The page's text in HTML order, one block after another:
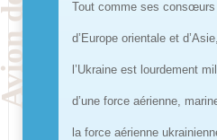
Tout comme ses consœurs
d’Europe orientale et d’Asie,
l’Ukraine est lourdement
d’une force aérienne,
la force aérienne